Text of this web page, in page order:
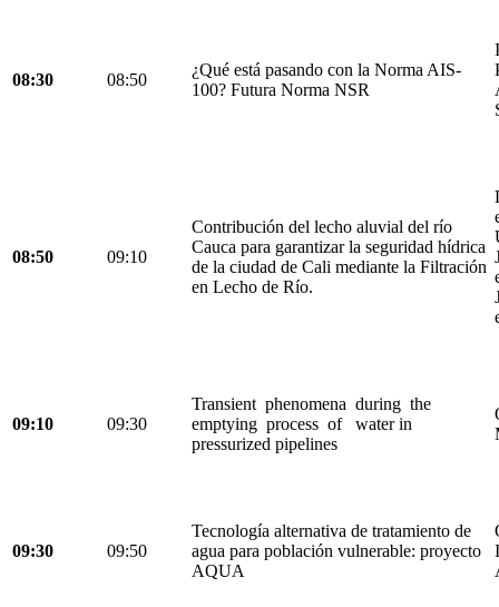
08:30 08:50
¿Qué está pasando con la Norma AIS-
100? Futura Norma NSR
08:50 09:10
Contribución del lecho aluvial del río
Cauca para garantizar la seguridad hídrica
de la ciudad de Cali mediante la Filtración
en Lecho de Río.
09:10 09:30
Transient phenomena during the
emptying process of water in
pressurized pipelines
09:30 09:50
Tecnología alternativa de tratamiento de
agua para población vulnerable: proyecto
AQUA